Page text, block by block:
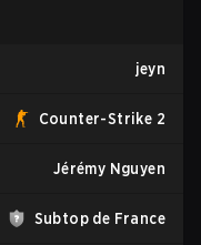
jeyn
Counter-Strike 2
Jérémy Nguyen
Subtop de France